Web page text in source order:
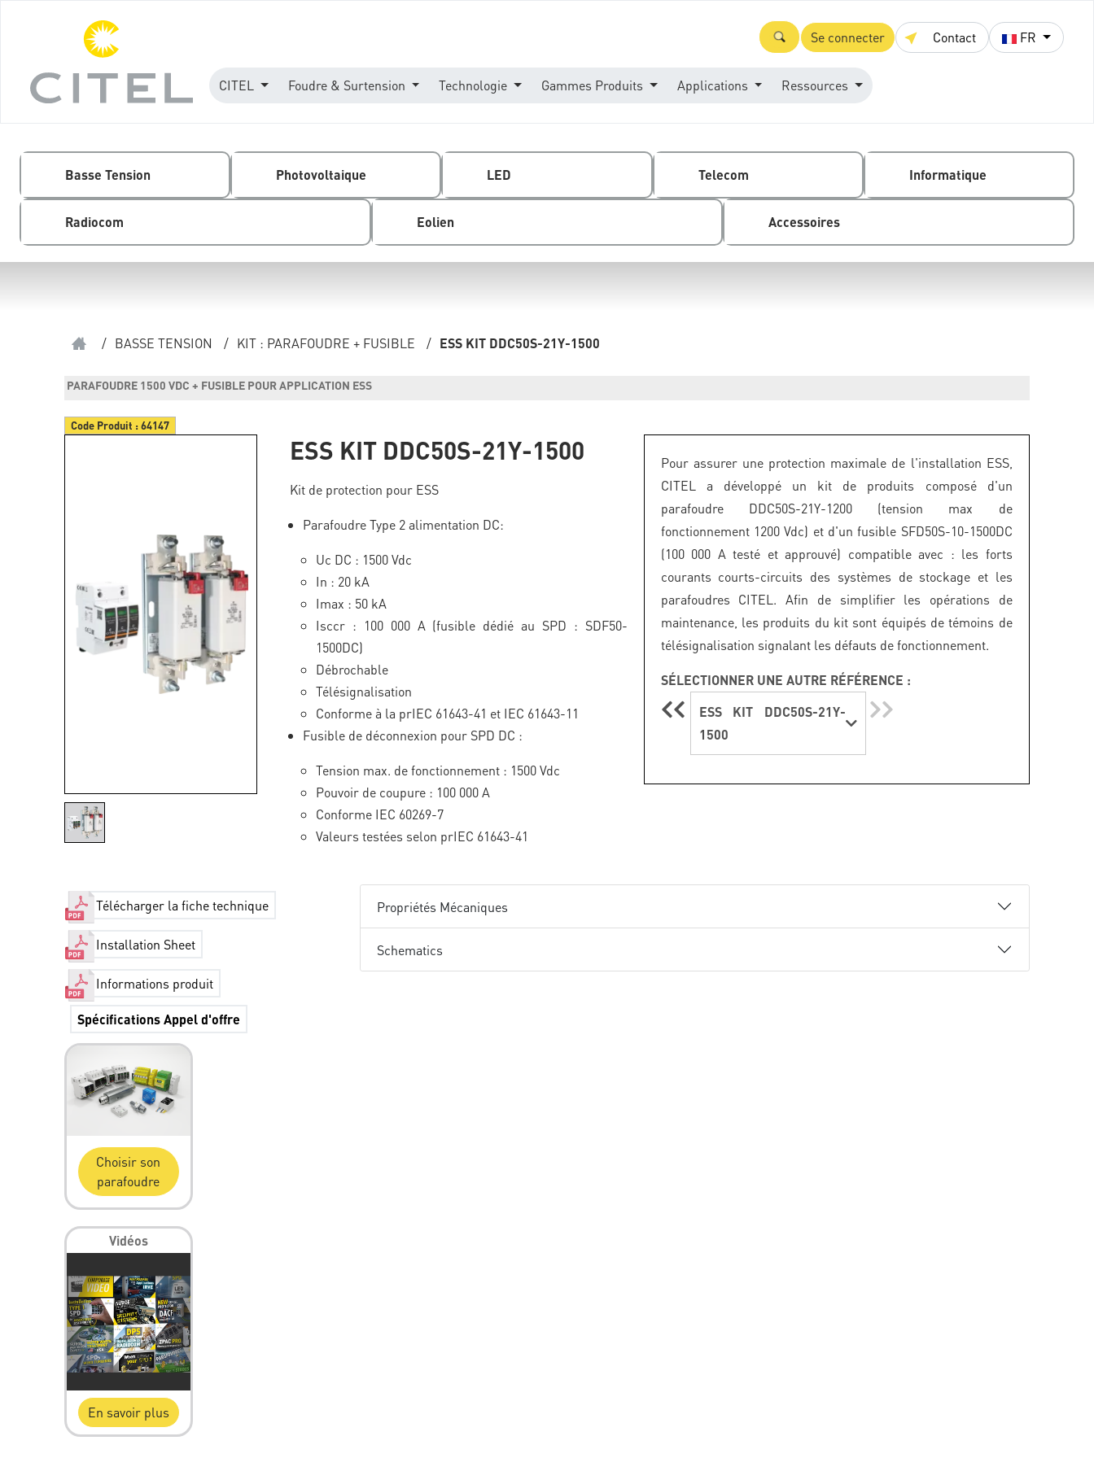
Se connecter Contact FR
CITEL Foudre & Surtension Technologie Gammes Produits Applications Ressources
Basse Tension Photovoltaique LED Telecom Informatique
Radiocom Eolien Accessoires
/ BASSE TENSION / KIT : PARAFOUDRE + FUSIBLE / ESS KIT DDC50S-21Y-1500
PARAFOUDRE 1500 VDC + FUSIBLE POUR APPLICATION ESS
Code Produit :64147
ESS KIT DDC50S-21Y-1500
Kit de protection pour ESS
Parafoudre Type 2 alimentation DC:
Uc DC : 1500 Vdc
In : 20 kA
Imax : 50 kA
Isccr : 100 000 A (fusible dédié au SPD : SDF50-
1500DC)
Débrochable
Télésignalisation
Conforme à la prIEC 61643-41 et IEC 61643-11
Fusible de déconnexion pour SPD DC :
Tension max. de fonctionnement : 1500 Vdc
Pouvoir de coupure : 100 000 A
Conforme IEC 60269-7
Valeurs testées selon prIEC 61643-41
Pour assurer une protection maximale de l'installation ESS,
CITEL a développé un kit de produits composé d'un
parafoudre DDC50S-21Y-1200 (tension max de
fonctionnement 1200 Vdc) et d'un fusible SFD50S-10-1500DC
(100 000 A testé et approuvé) compatible avec : les forts
courants courts-circuits des systèmes de stockage et les
parafoudres CITEL. Afin de simplifier les opérations de
maintenance, les produits du kit sont équipés de témoins de
télésignalisation signalant les défauts de fonctionnement.
SÉLECTIONNER UNE AUTRE RÉFÉRENCE :
ESS KIT DDC50S-21Y-
1500
Télécharger la fiche technique
Installation Sheet
Informations produit
Spécifications Appel d'offre
Propriétés Mécaniques
Schematics
Choisir son
parafoudre
Vidéos
En savoir plus